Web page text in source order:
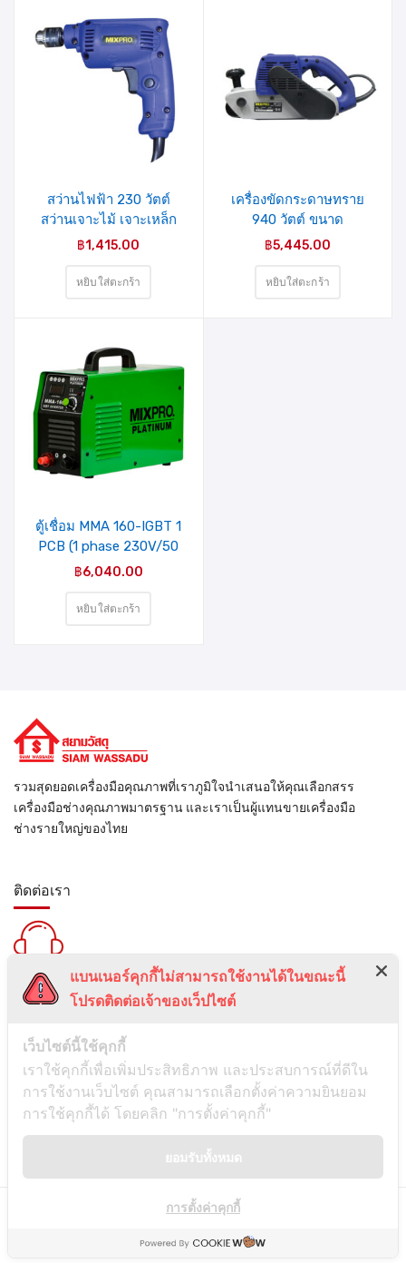
สว่านไฟฟ้า 230 วัตต์
สว่านเจาะไม้ เจาะเหล็ก
รุ่น MP-651 MIXPRO
฿1,415.00
หยิบใส่ตะกร้า
เครื่องขัดกระดาษทราย
940 วัตต์ ขนาด
100×610มม. รุ่น MP-940
฿5,445.00
หยิบใส่ตะกร้า
ชอบ
ตู้เชื่อม MMA 160-IGBT 1
PCB (1 phase 230V/50
HZ ) MIXPRO
1601)
฿6,040.00
หยิบใส่ตะกร้า
รวมสุดยอดเครื่องมือคุณภาพที่เราภูมิใจนำเสนอให้คุณเลือกสรร
เครื่องมือช่างคุณภาพมาตรฐาน และเราเป็นผู้แทนขายเครื่องมือ
ช่างรายใหญ่ของไทย
ติดต่อเรา
สายด่วน :
099-5095739
เลขที่ 1 ซอยลาดพร้าว 24 แขวงจอมพล เขตจตุจักร กรุงเทพมหานคร
10900
ช่องทางการติดต่อ
Siamwassadu- All Rights Reserved - Powered by
THAITUMSTUDIO.
แบนเนอร์คุกกี้ไม่สามารถใช้งานได้ในขณะนี้
โปรดติดต่อเจ้าของเว็ปไซต์
เว็บไซต์นี้ใช้คุกกี้
เราใช้คุกกี้เพื่อเพิ่มประสิทธิภาพ และประสบการณ์ที่ดีใน
การใช้งานเว็บไซต์ คุณสามารถเลือกตั้งค่าความยินยอม
การใช้คุกกี้ได้ โดยคลิก "การตั้งค่าคุกกี้"
ยอมรับทั้งหมด
การตั้งค่าคุกกี้